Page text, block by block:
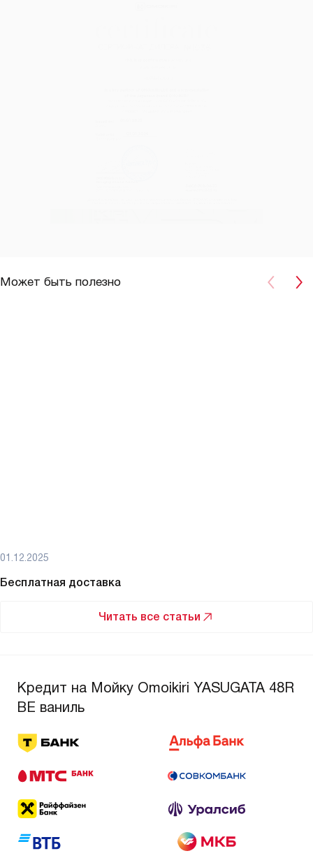
Может быть полезно
01.12.2025
Бесплатная доставка
Читать все статьи
Кредит на Мойку Omoikiri YASUGATA 48R
BE ваниль